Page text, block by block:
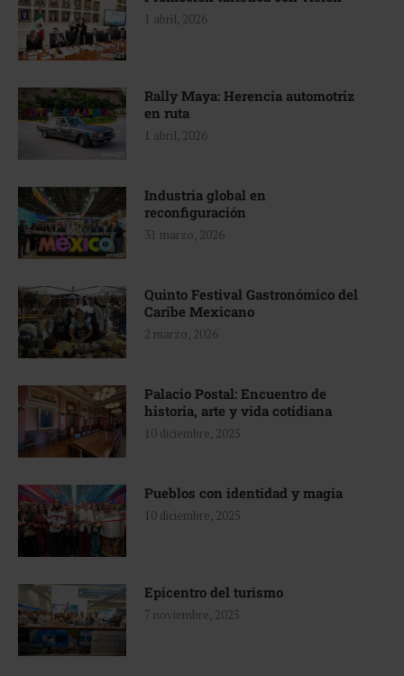
1 abril, 2026
Rally Maya: Herencia automotriz
en ruta
1 abril, 2026
Industria global en
reconfiguración
31 marzo, 2026
Quinto Festival Gastronómico del
Caribe Mexicano
2 marzo, 2026
Palacio Postal: Encuentro de
historia, arte y vida cotidiana
10 diciembre, 2025
Pueblos con identidad y magia
10 diciembre, 2025
Epicentro del turismo
7 noviembre, 2025